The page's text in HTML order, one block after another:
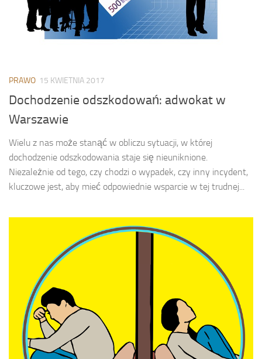
PRAWO 15 KWIETNIA 2017
Dochodzenie odszkodowań: adwokat w
Warszawie
Wielu z nas może stanąć w obliczu sytuacji, w której
dochodzenie odszkodowania staje się nieuniknione.
Niezależnie od tego, czy chodzi o wypadek, czy inny incydent,
kluczowe jest, aby mieć odpowiednie wsparcie w tej trudnej...